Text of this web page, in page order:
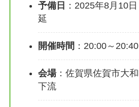
予備日 ：2025年8月10
延
開催時間 ：20:00～20:40
会場：佐賀県佐賀市大
下流